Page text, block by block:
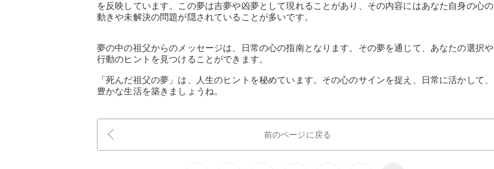
を反映しています。この夢は吉夢や凶夢として現れることがあり、その内容にはあなた自身の心の
動きや未解決の問題が隠されていることが多いです。
夢の中の祖父からのメッセージは、日常の心の指南となります。その夢を通じて、あなたの選択や
行動のヒントを見つけることができます。
「死んだ祖父の夢」は、人生のヒントを秘めています。その心のサインを捉え、日常に活かして、
豊かな生活を築きましょうね。
前のページに戻る